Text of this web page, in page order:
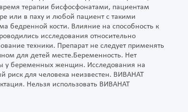
терапии бисфосфонатами, пациентам
или в паху и любой пациент с такими
бедренной кости. Влияние на способность к
исследования относительно
техники. Препарат не следует применять
для детей месте.Беременность. Нет
у беременных женщин. Исследования на
риск для человека неизвестен. ВИВАНАТ
Нельзя использовать ВИВАНАТ